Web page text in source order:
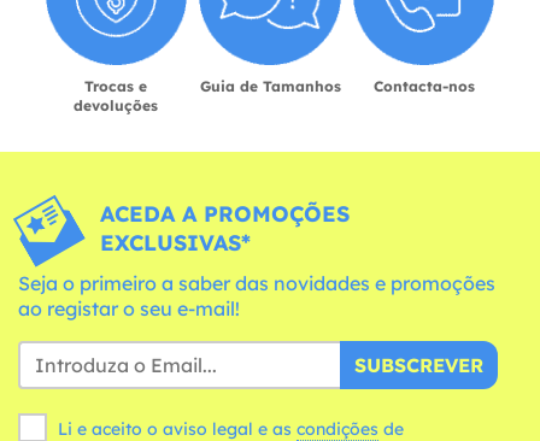
Trocas e
devoluções
Guia de Tamanhos Contacta-nos
ACEDA A PROMOÇÕES
EXCLUSIVAS*
Seja o primeiro a saber das novidades e promoções
ao registar o seu e-mail!
SUBSCREVER
Li e aceito o aviso legal e as condições